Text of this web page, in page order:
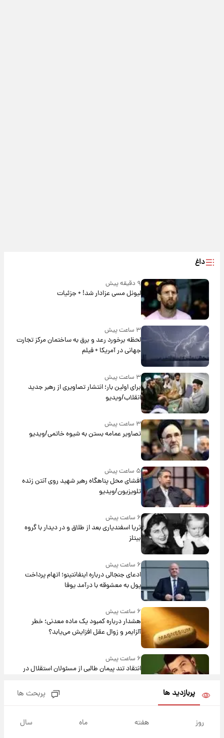
داغ
۹ دقیقه پیش
لیونل مسی عزادار شد! + جزئیات
۳ ساعت پیش
لحظه برخورد رعد و برق به ساختمان مرکز تجارت
جهانی در آمریکا + فیلم
۳ ساعت پیش
برای اولین بار؛ انتشار تصاویری از رهبر جدید
انقلاب/ویدیو
۳ ساعت پیش
تصاویر عمامه بستن به شیوه خاتمی/ویدیو
۵ ساعت پیش
افشای محل پناهگاه‌ رهبر شهید روی آنتن زنده
تلویزیون/ویدیو
۶ ساعت پیش
ثریا اسفندیاری بعد از طلاق و در دیدار با گروه
بیتلز
۶ ساعت پیش
ادعای جنجالی درباره اینفانتینو؛ اتهام پرداخت
پول به معشوقه با درآمد یوفا
۶ ساعت پیش
هشدار درباره کمبود یک ماده معدنی؛ خطر
آلزایمر و زوال عقل افزایش می‌یابد؟
۶ ساعت پیش
انتقاد تند پیمان طالبی از مسئولان استقلال در
مرداد ۱۴۰۵ +جدول
پربازدید ها پربحث ها
روز هفته ماه سال